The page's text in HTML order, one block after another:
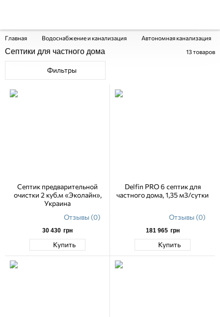
Главная Водоснабжение и канализация Автономная канализация
Септики для частного дома 13товаров
Фильтры
Септик предварительной
очистки 2 куб.м «Эколайн»,
Украина
Отзывы (0)
30 430 грн
Купить
Delfin PRO 6 септик для
частного дома, 1,35 м3/сутки
Отзывы (0)
181 965 грн
Купить